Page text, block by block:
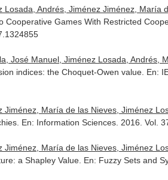
Andrés, Jiménez Jiménez, María
Cooperative Games With Restricted
José Manuel, Jiménez Losada, Andrés,
indices: the Choquet-Owen value. En:
María de las Nieves, Jiménez
En: Information Sciences . 2016. Vol.
María de las Nieves, Jiménez
a Shapley Value. En: Fuzzy Sets and